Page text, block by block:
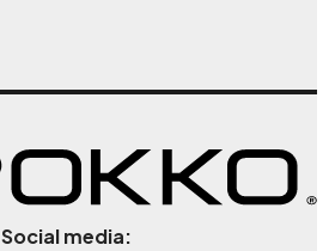
Social media: